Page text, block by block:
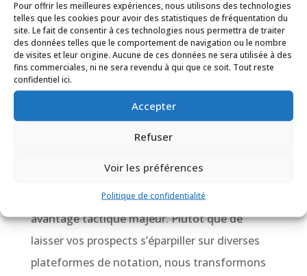
Pour offrir les meilleures expériences, nous utilisons des technologies
telles que les cookies pour avoir des statistiques de fréquentation du
site. Le fait de consentir à ces technologies nous permettra de traiter
des données telles que le comportement de navigation ou le nombre
de visites et leur origine. Aucune de ces données ne sera utilisée à des
fins commerciales, ni ne sera revendu à qui que ce soit. Tout reste
confidentiel ici.
Accepter
Refuser
Voir les préférences
Politique de confidentialité
constant de réservations provenant de clients
situés à quelques centaines de mètres de
votre porte, prêts à découvrir votre identité
culinaire.
Site internet pour restaurant à Marseille avec avis
clients centralisés : Le pouvoir de la preuve sociale
À une époque où la réputation numérique
disposer d’un site internet pour restaurant à
Marseille avec avis clients centralisés est un
avantage tactique majeur. Plutôt que de
laisser vos prospects s’éparpiller sur diverses
plateformes de notation, nous transformons